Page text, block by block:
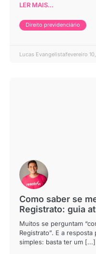
LER MAIS...
Direito previdenciário
Lucas Evangelistafevereiro
Como saber se
Registrato: guia
Muitos se perguntam
Registrato”. E a
simples: basta ter um [...]